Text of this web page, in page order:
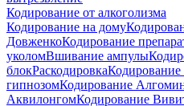
Кодирование от алкоголизма
Кодирование на дому
ДовженкоКодирование
уколомВшивание ампулы
блокРаскодировкаКодирование
гипнозомКодирование
АквилонгомКодирование